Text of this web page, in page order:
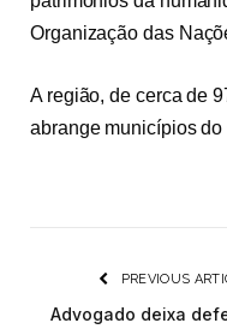
Organização das
A região, de cerca de
abrange municípios
PREVIOUS
Advogado deixa